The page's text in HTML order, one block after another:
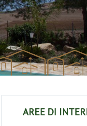
AREE DI